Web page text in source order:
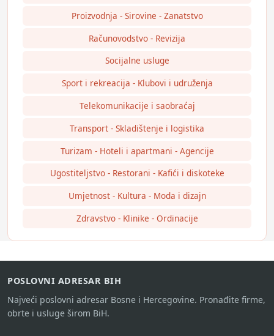
Proizvodnja - Sirovine - Zanatstvo
Računovodstvo - Revizija
Socijalne usluge
Sport i rekreacija - Klubovi i udruženja
Telekomunikacije i saobraćaj
Transport - Skladištenje i logistika
Turizam - Hoteli i apartmani - Agencije
Ugostiteljstvo - Restorani - Kafići i diskoteke
Umjetnost - Kultura - Moda i dizajn
Zdravstvo - Klinike - Ordinacije
POSLOVNI ADRESAR BIH
Najveći poslovni adresar Bosne i Hercegovine. Pronađite firme,
obrte i usluge širom BiH.